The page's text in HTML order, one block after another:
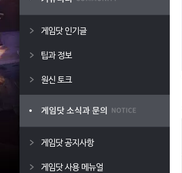
게임닷 인기글
팁과 정보
원신 토크
게임닷 공지사항
게임닷 사용 메뉴얼